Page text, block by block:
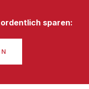
sparen: